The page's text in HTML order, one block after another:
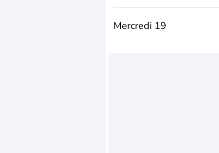
Mercredi 19